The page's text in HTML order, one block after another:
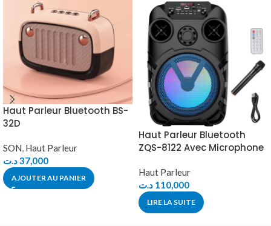
Haut Parleur Bluetooth BS-
32D
SON, Haut Parleur
37,000د.ت
AJOUTER AU PANIER
Haut Parleur Bluetooth
ZQS-8122 Avec Microphone
Haut Parleur
110,000 د.ت
LIRE LA SUITE